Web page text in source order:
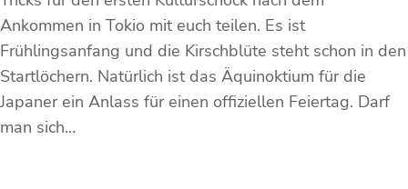
Ankommen in Tokio mit euch teilen. Es ist
Frühlingsanfang und die Kirschblüte steht schon in den
Startlöchern. Natürlich ist das Äquinoktium für die
Japaner ein Anlass für einen offiziellen Feiertag. Darf
man sich…